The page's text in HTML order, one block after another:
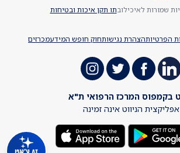
הפרטיותהצהרת נגישותחוק חופש המידעמכרזים
תו תקן איכות ובטיחות
בקמפוס המרכז הרפואי ת"א
אפליקצית הניווט אינה זמינה